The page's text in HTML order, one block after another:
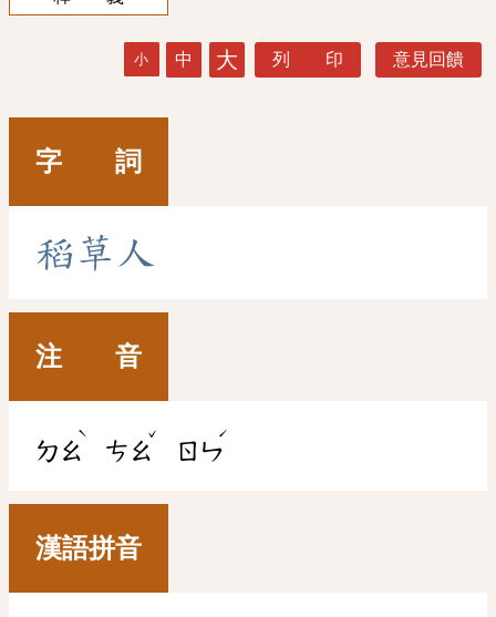
小 中 大 列 印 意見回饋
字 詞
稻草 人
注 音
ㄉㄠ
ˋ
ㄘㄠ
ˇ
ㄖㄣ
ˊ
漢語拼音